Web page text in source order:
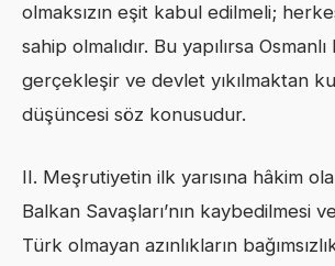
olmaksızın eşit kabul edilmeli;
sahip olmalıdır. Bu yapılırsa
gerçekleşir ve devlet yıkılmaktan
düşüncesi söz konusudur.
II. Meşrutiyetin ilk yarısına hâkim
Balkan Savaşları’nın kaybedilmesi
Türk olmayan azınlıkların